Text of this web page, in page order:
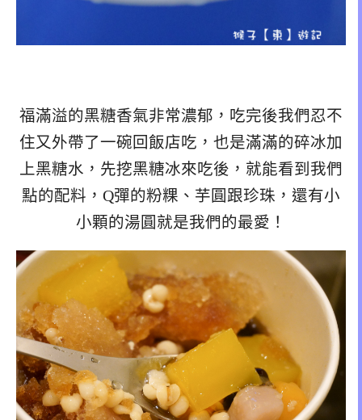
福滿溢的黑糖香氣非常濃郁，吃完後我們忍不
住又外帶了一碗回飯店吃，也是滿滿的碎冰加
上黑糖水，先挖黑糖冰來吃後，就能看到我們
點的配料，Q彈的粉粿、芋圓跟珍珠，還有小
小顆的湯圓就是我們的最愛！